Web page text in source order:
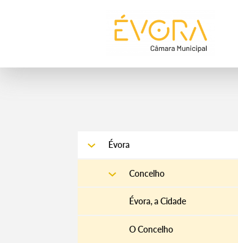
Évora
Concelho
Évora, a Cidade
O Concelho